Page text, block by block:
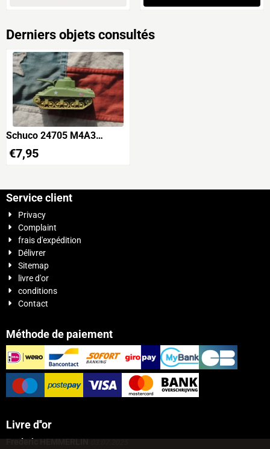
Derniers objets consultés
Schuco 24705 M4A3
Sherman
€7,95
Service client
Privacy
Complaint
frais d'expédition
Délivrer
Sitemap
livre d'or
conditions
Contact
Méthode de paiement
Livre d''or
Frederic HEMMERLIN